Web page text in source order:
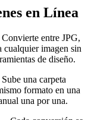
en Línea
entre JPG,
imagen sin
de diseño.
una carpeta
formato en una
una por una.